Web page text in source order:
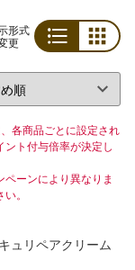
形式
更
各商品ごとに設定され
ト付与倍率が決定し
ーンにより異なりま
。
ュリペアクリーム